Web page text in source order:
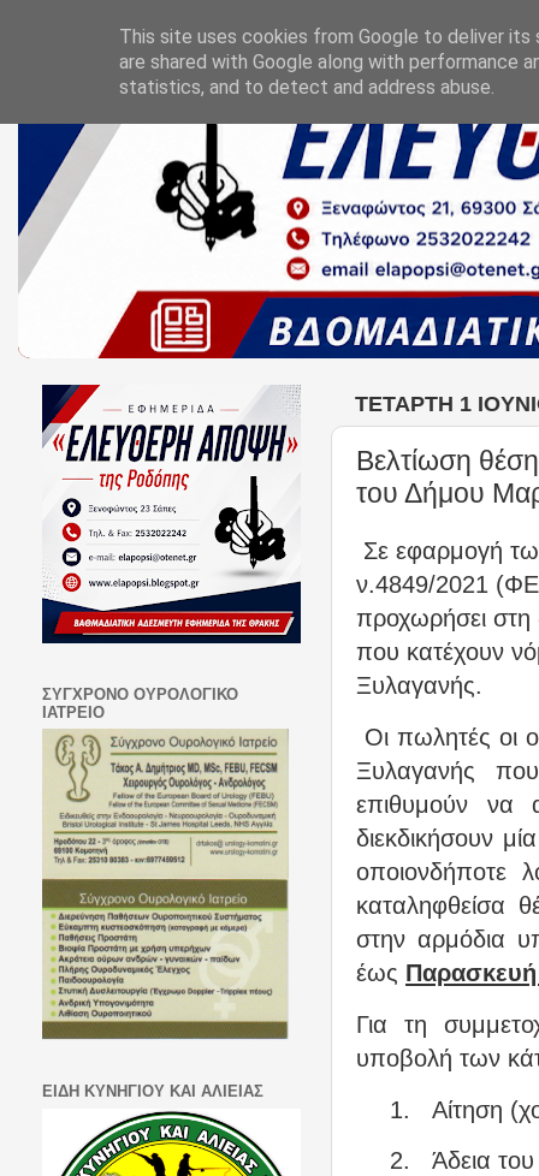
ΤΕΤΆΡΤΗ 1
Βελτίωση
του Δήμου
Σε εφαρμογή
ν.4849/2021
προχωρήσει στη
που κατέχουν
Ξυλαγανής.
Οι πωλητές οι
Ξυλαγανής
επιθυμούν να
διεκδικήσουν
οποιονδήποτε
καταληφθείσα
στην αρμόδια
έως Παρασκευή
Για τη
υποβολή των
1.
Αίτηση
2.
Άδεια
ΣΥΓΧΡΟΝΟ ΟΥΡΟΛΟΓΙΚΟ
ΙΑΤΡΕΙΟ
ΕΙΔΗ ΚΥΝΗΓΙΟΥ ΚΑΙ ΑΛΙΕΙΑΣ
This site uses cookies from Google to deliver its
are shared with Google along with performance
statistics, and to detect and address abuse.